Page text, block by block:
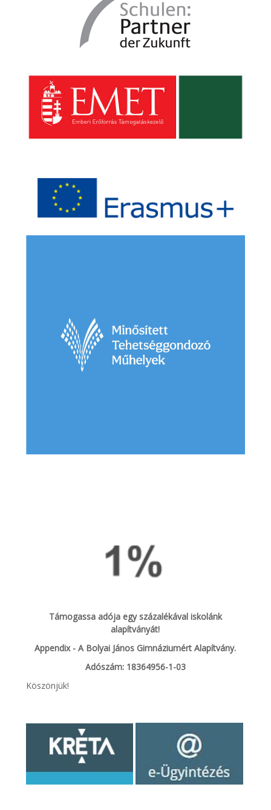
Támogassa adója egy százalékával iskolánk
alapítványát!
Appendix - A Bolyai János Gimnáziumért Alapítvány.
Adószám: 18364956-1-03
Köszönjük!